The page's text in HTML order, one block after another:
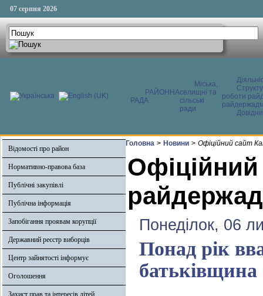
07 серпня 2026
РАЙОННА
РАДА
Міська,
селищні та
сільські
ради
роботи
Відомості про район
Нормативно-правова база
Публічні закупівлі
Публічна інформація
Запобігання проявам корупції
Державний реєстр виборців
Центр зайнятості інформує
Оголошення
Захист прав та інтересів дітей
Головна > Новини > Офіційний сайт
Понеділок, 06
Понад рік
батьківщина